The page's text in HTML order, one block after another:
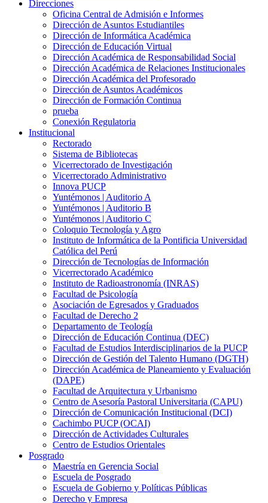
Direcciones
Oficina Central de Admisión e Informes
Dirección de Asuntos Estudiantiles
Dirección de Informática Académica
Dirección de Educación Virtual
Dirección Académica de Responsabilidad Social
Dirección Académica de Relaciones Institucionales
Dirección Académica del Profesorado
Dirección de Asuntos Académicos
Dirección de Formación Continua
prueba
Conexión Regulatoria
Institucional
Rectorado
Sistema de Bibliotecas
Vicerrectorado de Investigación
Vicerrectorado Administrativo
Innova PUCP
Yuntémonos | Auditorio A
Yuntémonos | Auditorio B
Yuntémonos | Auditorio C
Coloquio Tecnología y Agro
Instituto de Informática de la Pontificia Universidad
Católica del Perú
Dirección de Tecnologías de Información
Vicerrectorado Académico
Instituto de Radioastronomía (INRAS)
Facultad de Psicología
Asociación de Egresados y Graduados
Facultad de Derecho 2
Departamento de Teología
Dirección de Educación Continua (DEC)
Facultad de Estudios Interdisciplinarios de la PUCP
Dirección de Gestión del Talento Humano (DGTH)
Dirección Académica de Planeamiento y Evaluación
(DAPE)
Facultad de Arquitectura y Urbanismo
Centro de Asesoría Pastoral Universitaria (CAPU)
Dirección de Comunicación Institucional (DCI)
Cachimbo PUCP (OCAI)
Dirección de Actividades Culturales
Centro de Estudios Orientales
Posgrado
Maestría en Gerencia Social
Escuela de Posgrado
Escuela de Gobierno y Políticas Públicas
Derecho y Empresa